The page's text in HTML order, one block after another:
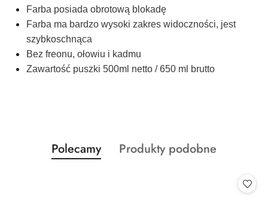
Farba posiada obrotową blokadę
Farba ma bardzo wysoki zakres widoczności, jest
szybkoschnąca
Bez freonu, ołowiu i kadmu
Zawartość puszki 500ml netto / 650 ml brutto
Pomiń karuzelę produktów
Produkty
o
Polecamy
Produkty
Produkty podobne